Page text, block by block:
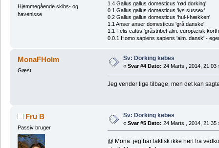
Hjemmegående skibs- og
havenisse
1.4 Gallus gallus domesticus 'rød dorking'
0.1 Gallus gallus domesticus 'lys sussex'
0.2 Gallus gallus domesticus 'hul-i-hækken'
1.1 Anser anser domesticus 'grå danske'
1.1 Felis catus 'gråstribet alm. europæisk
0.0.1 Homo sapiens sapiens 'alm. dansk' -
MonaFHolm
Gæst
Sv: Dorking købes
« Svar #4 Dato: 24 Marts , 2014, 21:03
Jeg vender lige tilbage, men det kan
Fru B
Passiv bruger
Sv: Dorking købes
« Svar #5 Dato: 24 Marts , 2014, 21:35
@ Mona: jeg har faktisk ikke hørt fra